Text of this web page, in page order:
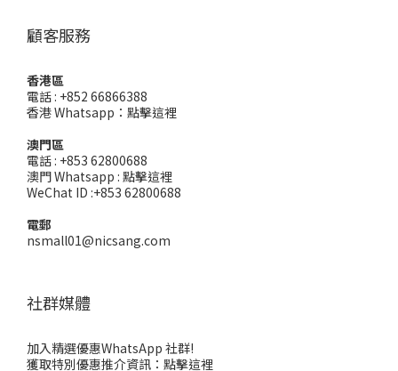
顧客服務
香港區
電話 : +852 66866388
香港 Whatsapp： 點擊這裡
澳門區
電話 : +853 62800688
澳門 Whatsapp : 點擊這裡
WeChat ID :+853 62800688
電郵
nsmall01@nicsang.com
社群媒體
加入精選優惠WhatsApp 社群!
獲取特別優惠推介資訊： 點擊這裡